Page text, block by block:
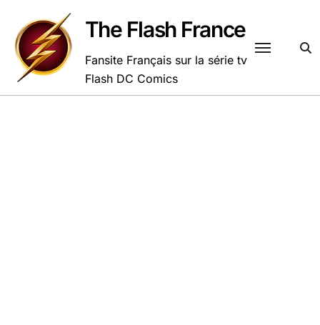
contenu
The Flash France
Fansite Français sur la série tv
Flash DC Comics